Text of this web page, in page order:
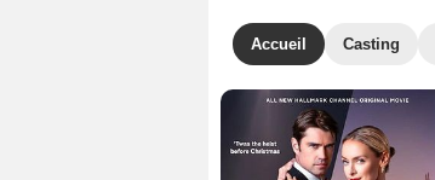
Accueil Casting